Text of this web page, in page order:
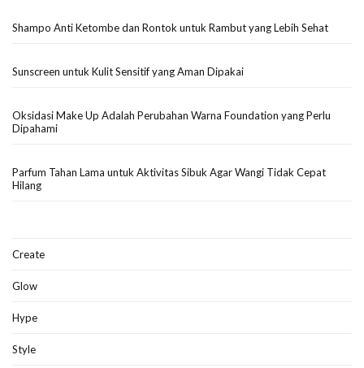
Shampo Anti Ketombe dan Rontok untuk Rambut yang Lebih Sehat
Sunscreen untuk Kulit Sensitif yang Aman Dipakai
Oksidasi Make Up Adalah Perubahan Warna Foundation yang Perlu
Dipahami
Parfum Tahan Lama untuk Aktivitas Sibuk Agar Wangi Tidak Cepat
Hilang
Create
Glow
Hype
Style